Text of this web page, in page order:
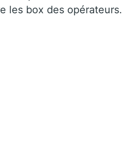
les box des opérateurs.